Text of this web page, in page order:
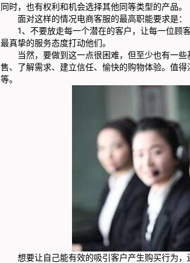
同时，也有权利和机会选择其他同等类型的产品。
面对这样的情况电商客服的最高职能要求是：
1、不要放走每一个潜在的客户，让每一位顾
最真挚的服务态度打动他们。
当然，要做到这一点很困难，但至少也有一些
售、了解需求、建立信任、愉快的购物体验。值
等。
想要让自己能有效的吸引客户产生购买行为，